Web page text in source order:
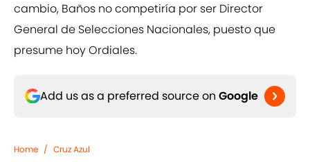
cambio, Baños no competiría por ser Director
General de Selecciones Nacionales, puesto que
presume hoy Ordiales.
Add us as a preferred source on Google
Home / Cruz Azul